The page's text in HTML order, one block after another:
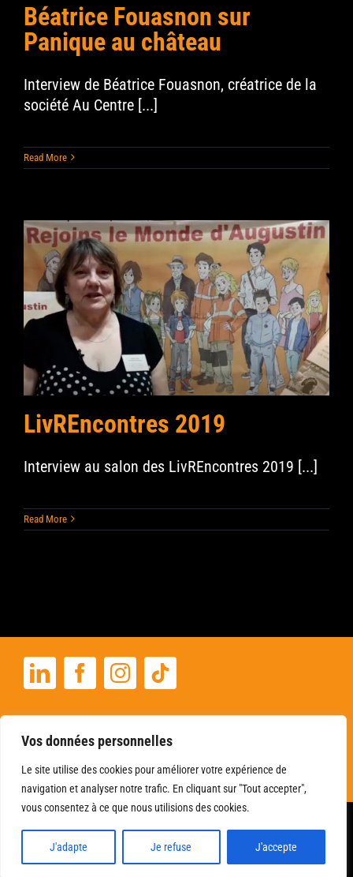
Vos données personnelles
Le site utilise des cookies pour améliorer votre expérience de
navigation et analyser notre trafic. En cliquant sur "Tout accepter",
vous consentez à ce que nous utilisions des cookies.
J'adapte Je refuse J'accepte
Béatrice Fouasnon sur
Panique au château
Interview de Béatrice Fouasnon, créatrice de la
société Au Centre [...]
Read More
LivREncontres 2019
Interview au salon des LivREncontres 2019 [...]
Read More
angibousesnault@gmail.com
Romancière | Reproduction Interdite |Mentions légales & Données
personnelles